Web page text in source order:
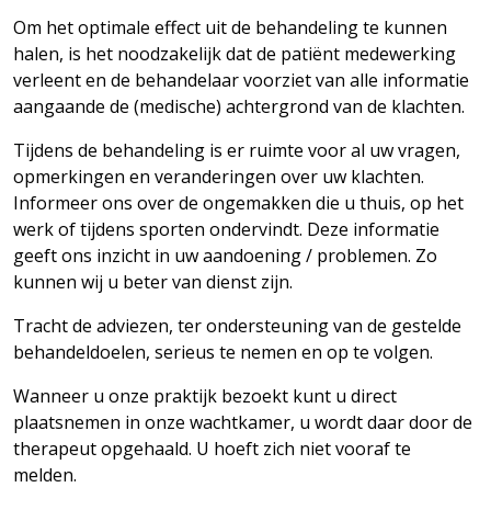
Om het optimale effect uit de behandeling te kunnen
halen, is het noodzakelijk dat de patiënt medewerking
verleent en de behandelaar voorziet van alle informatie
aangaande de (medische) achtergrond van de klachten.
Tijdens de behandeling is er ruimte voor al uw vragen,
opmerkingen en veranderingen over uw klachten.
Informeer ons over de ongemakken die u thuis, op het
werk of tijdens sporten ondervindt. Deze informatie
geeft ons inzicht in uw aandoening / problemen. Zo
kunnen wij u beter van dienst zijn.
Tracht de adviezen, ter ondersteuning van de gestelde
behandeldoelen, serieus te nemen en op te volgen.
Wanneer u onze praktijk bezoekt kunt u direct
plaatsnemen in onze wachtkamer, u wordt daar door de
therapeut opgehaald. U hoeft zich niet vooraf te
melden.